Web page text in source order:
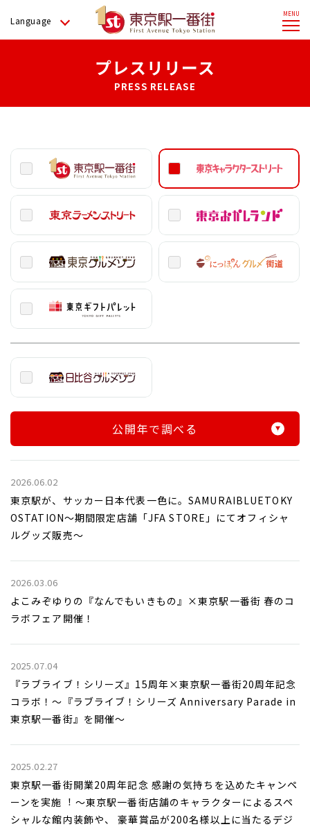
Language
プレスリリース
PRESS RELEASE
公開年で調べる
2026.06.02
東京駅が、サッカー日本代表一色に。SAMURAIBLUETOKY
OSTATION～期間限定店舗「JFA STORE」にてオフィシャ
ルグッズ販売～
2026.03.06
よこみぞゆりの『なんでもいきもの』×東京駅一番街 春のコ
ラボフェア開催！
2025.07.04
『ラブライブ！シリーズ』15周年×東京駅一番街20周年記念
コラボ！～『ラブライブ！シリーズ Anniversary Parade in
東京駅一番街』を開催～
2025.02.27
東京駅一番街開業20周年記念 感謝の気持ちを込めたキャンペ
ーンを実施︕ ～東京駅一番街店舗のキャラクターによるスペ
シャルな館内装飾や、 豪華賞品が200名様以上に当たるデジ